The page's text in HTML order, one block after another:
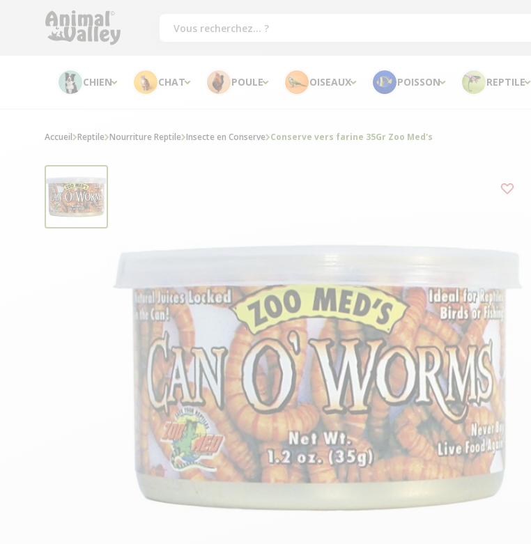
CHIEN CHAT POULE OISEAUX POISSON REPTILE
Accueil Reptile Nourriture Reptile Insecte en Conserve Conserve vers farine 35Gr Zoo Med's